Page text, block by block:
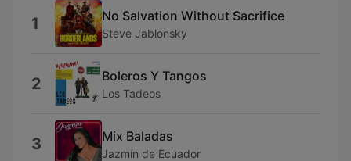
1 No Salvation Without Sacrifice
Steve Jablonsky
2 Boleros Y Tangos
Los Tadeos
3 Mix Baladas
Jazmín de Ecuador